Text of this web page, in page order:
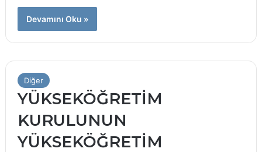
Devamını Oku »
Diğer
YÜKSEKÖĞRETİM
KURULUNUN
YÜKSEKÖĞRETİM